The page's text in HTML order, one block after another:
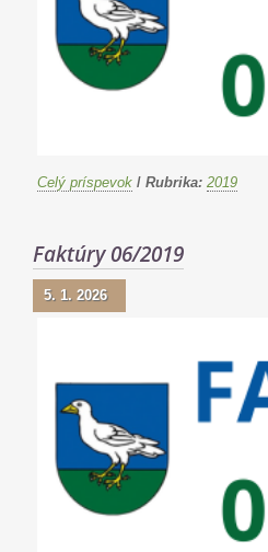
Celý príspevok / Rubrika: 2019
Faktúry 06/2019
5. 1. 2026